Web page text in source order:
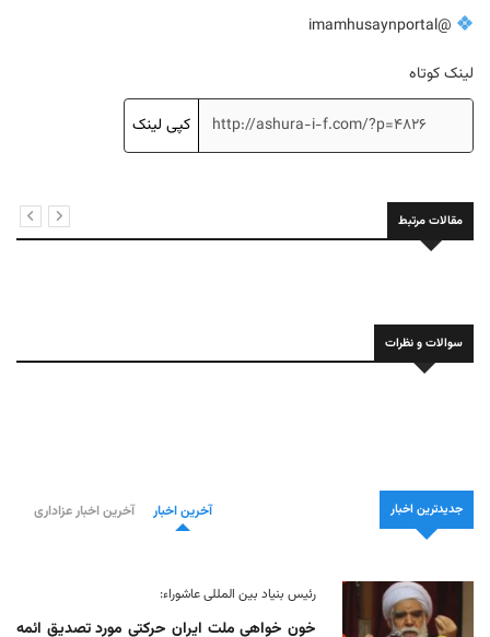
@imamhusaynportal
لینک کوتاه
کپی لینک
مقالات مرتبط
سوالات و نظرات
جدیدترین اخبار آخرین اخبار آخرین اخبار عزاداری
رئیس بنیاد بین المللی عاشوراء:
خون خواهی ملت ایران حرکتی مورد تصدیق ائمه